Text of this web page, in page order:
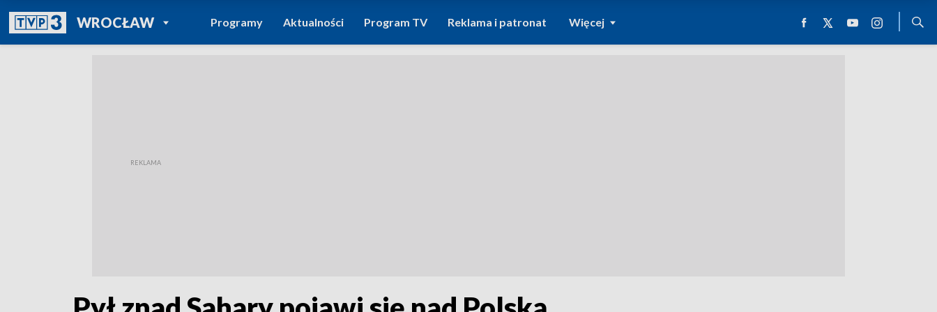
WROCŁAWPOWRÓT DO
TVP REGIONY
Programy Aktualności Program TV Reklama i patronat Więcej